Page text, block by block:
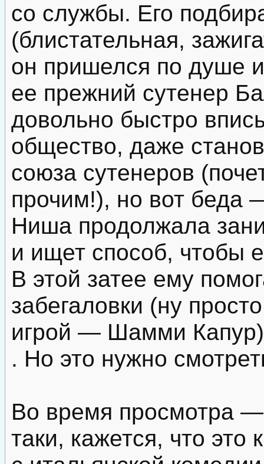
со службы. Его
(блистательная,
он пришелся по душе
ее прежний сутенер
довольно быстро
общество, даже
союза сутенеров
прочим!), но вот беда
Ниша продолжала
и ищет способ, чтобы
В этой затее ему
забегаловки (ну
игрой — Шамми
. Но это нужно
Во время просмотра
таки, кажется, что это